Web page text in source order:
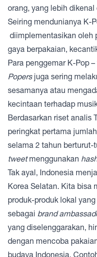
orang, yang lebih
Seiring mendunianya K-
diimplementasikan oleh
gaya berpakaian,
Para penggemar K-Pop
Popersjuga sering
sesamanya atau
kecintaan terhadap
Berdasarkan riset analis
peringkat pertama jumlah
selama 2 tahun berturut-
tweetmenggunakan
Tak ayal, Indonesia
Korea Selatan. Kita bisa
produk-produk lokal
sebagai brand
yang diselenggarakan,
dengan mencoba
budaya Indonesia.